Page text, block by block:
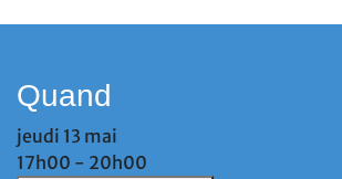
Quand
jeudi 13 mai
17h00 - 20h00